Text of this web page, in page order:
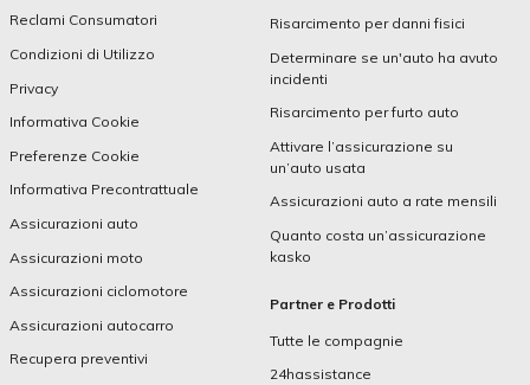
Reclami Consumatori
Condizioni di Utilizzo
Privacy
Informativa Cookie
Preferenze Cookie
Informativa Precontrattuale
Assicurazioni auto
Assicurazioni moto
Assicurazioni ciclomotore
Assicurazioni autocarro
Recupera preventivi
Risarcimento per danni fisici
Determinare se un'auto ha avuto
incidenti
Risarcimento per furto auto
Attivare l’assicurazione su
un’auto usata
Assicurazioni auto a rate mensili
Quanto costa un’assicurazione
kasko
Partner e Prodotti
Tutte le compagnie
24hassistance